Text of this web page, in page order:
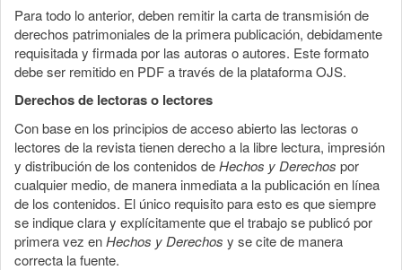
Para todo lo anterior, deben remitir la carta de transmisión de
derechos patrimoniales de la primera publicación, debidamente
requisitada y firmada por las autoras o autores. Este formato
debe ser remitido en PDF a través de la plataforma OJS.
Derechos de lectoras o lectores
Con base en los principios de acceso abierto las lectoras o
lectores de la revista tienen derecho a la libre lectura, impresión
y distribución de los contenidos deHechos y Derechos por
cualquier medio, de manera inmediata a la publicación en línea
de los contenidos. El único requisito para esto es que siempre
se indique clara y explícitamente que el trabajo se publicó por
primera vez enHechos y Derechos y se cite de manera
correcta la fuente.